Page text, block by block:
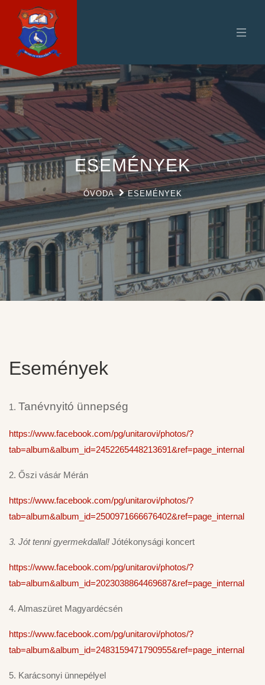
ESEMÉNYEK
ÓVODA ESEMÉNYEK
Események
1. Tanévnyitó ünnepség
https://www.facebook.com/pg/unitarovi/photos/?
tab=album&album_id=2452265448213691&ref=page_internal
2. Őszi vásár Mérán
https://www.facebook.com/pg/unitarovi/photos/?
tab=album&album_id=2500971666676402&ref=page_internal
3. Jót tenni gyermekdallal! Jótékonysági koncert
https://www.facebook.com/pg/unitarovi/photos/?
tab=album&album_id=2023038864469687&ref=page_internal
4. Almaszüret Magyardécsén
https://www.facebook.com/pg/unitarovi/photos/?
tab=album&album_id=2483159471790955&ref=page_internal
5. Karácsonyi ünnepélyel